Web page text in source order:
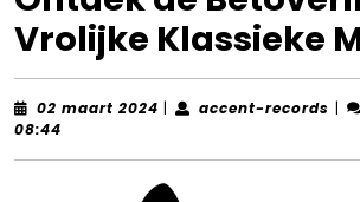
Vrolijke Klassieke
02 maart 2024 02
| accent-records |
08:44